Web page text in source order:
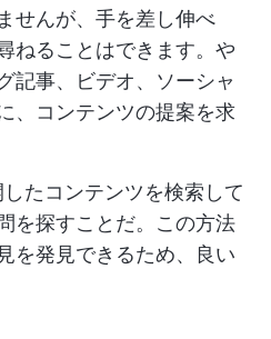
せんが、手を差し伸べ
ねることはできます。や
記事、ビデオ、ソーシャ
、コンテンツの提案を求
たコンテンツを検索して
を探すことだ。この方法
を発見できるため、良い